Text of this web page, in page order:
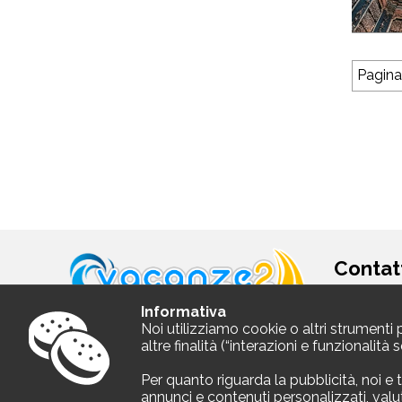
Media
Via
Partita
Informativa
Noi utilizziamo cookie o altri strumenti
altre finalità (“interazioni e funzionalità
Per quanto riguarda la pubblicità, noi
annunci e contenuti personalizzati,